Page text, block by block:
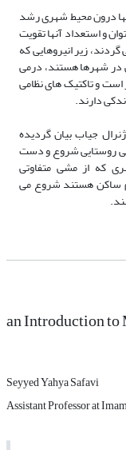
درون محیط شهرى رشد
و استعداد آنها تقویت
زیر انیروهایى که
در شهرها هستند، درمى‏
است و تاکتیک‏ هاى نظامى‏
دارند.
جیاب بیان گردیده
روستایى شروع و دست
که از مشى متفاوتى
ساکن هستند شروع مى‏
an Introduction
Seyyed Yahya Safavi
Assistant Professor at